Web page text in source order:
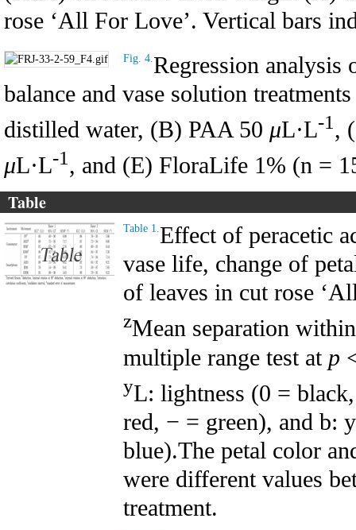
rose ‘All For Love’. Vertical bars
Fig. 4.Regression analysis
balance and vase solution
distilled water, (B) PAA 50 μL·L-1 ,
μL·L-1, and (E) FloraLife 1% (n =
Table
Table 1.Effect of peracetic
vase life, change of
of leaves in cut rose
zMean separation
multiple range test at p
yL: lightness (0 =
red, − = green), and b:
blue).The petal color
were different values
treatment.